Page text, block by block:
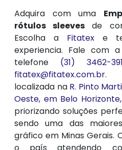
Adquira com uma
rótulos sleeves de
Escolha a Fitatex e
experiencia. Fale com
telefone (31) 3462-
fitatex@fitatex.com.br.
localizada na R. Pinto
Oeste, em Belo
priorizando soluções
sendo uma das
gráfico em Minas Gerais.